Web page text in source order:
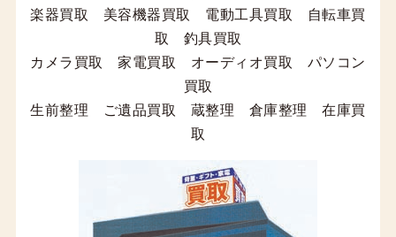
楽器買取 美容機器買取 電動工具買取 自転車買
取 釣具買取
カメラ買取 家電買取 オーディオ買取 パソコン
買取
生前整理 ご遺品買取 蔵整理 倉庫整理 在庫買
取